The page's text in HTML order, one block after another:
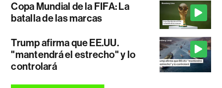
Copa Mundial de la FIFA: La
batalla de las marcas
Trump afirma que EE.UU.
"mantendrá el estrecho" y lo
controlará